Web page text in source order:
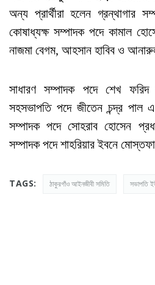
অন্য প্রার্থীরা হলেন গ্রন্থাগার
কোষাধ্যক্ষ সম্পাদক পদে কামাল
নাজমা বেগম, আহসান হাবিব ও
সাধারণ সম্পাদক পদে শেখ ফরিদ
সহসভাপতি পদে জীতেন চন্দ্র পাল
সম্পাদক পদে সোহরাব হোসেন
সম্পাদক পদে শাহরিয়ার ইবনে
TAGS: ঠাকুরগাঁও আইনজীবী সমিতি সভাপতি